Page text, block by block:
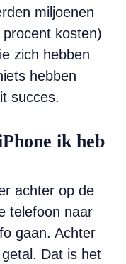
miljoenen
kosten)
zich hebben
hebben
succes.
ik heb
achter op de
telefoon naar
gaan. Achter
Dat is het